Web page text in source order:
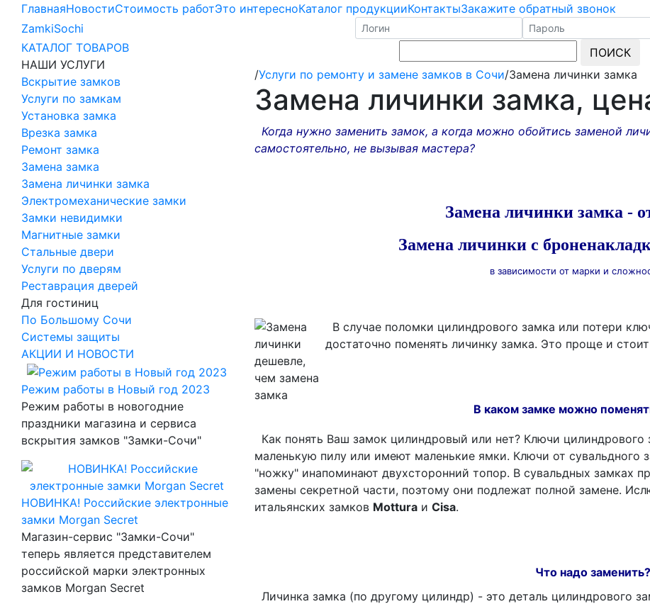
ГлавнаяНовостиСтоимость работЭто интересноКаталог продукцииКонтактыЗакажите обратный звонок
ZamkiSochi
КАТАЛОГ ТОВАРОВ
НАШИ УСЛУГИ
Вскрытие замков
Услуги по замкам
Установка замка
Врезка замка
Ремонт замка
Замена замка
Замена личинки замка
Электромеханические замки
Замки невидимки
Магнитные замки
Стальные двери
Услуги по дверям
Реставрация дверей
Для гостиниц
По Большому Сочи
Системы защиты
АКЦИИ И НОВОСТИ
Режим работы в Новый год 2023
Режим работы в новогодние
праздники магазина и сервиса
вскрытия замков "Замки-Сочи"
НОВИНКА! Российские электронные
замки Morgan Secret
Магазин-сервис "Замки-Сочи"
теперь является представителем
российской марки электронных
замков Morgan Secret
ПОИСК
/Услуги по ремонту и замене замков в Сочи/Замена личинки замка
Замена личинки замка,
Когда нужно заменить замок, а когда можно обойтись заменой
самостоятельно, не вызывая мастера?
Замена личинки замка -
Замена личинки с
в зависимости от марки и
В случае поломки цилиндрового замка или потери
достаточно поменять личинку замка. Это проще и
В каком замке можно
Как понять Ваш замок цилиндровый или нет? Ключи
маленькую пилу или имеют маленькие ямки. Ключи от
"ножку" инапоминают двухсторонний топор. В сувальдных замках
замены секретной части, поэтому они подлежат полной замене.
итальянских замков Motturaи Cisa.
Что надо заменить?
Личинка замка (по другому цилиндр) - это деталь цилиндрового